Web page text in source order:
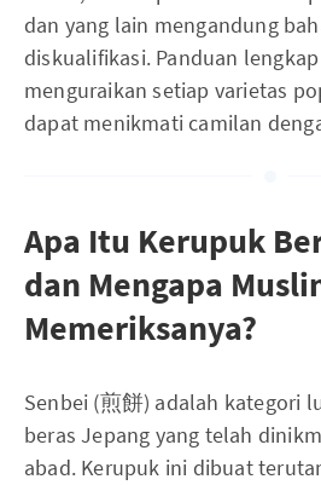
dan yang lain mengandung
diskualifikasi. Panduan
menguraikan setiap varietas
dapat menikmati camilan
Apa Itu Kerupuk
dan Mengapa
Memeriksanya?
Senbei (煎餅) adalah kategori
beras Jepang yang telah
abad. Kerupuk ini dibuat